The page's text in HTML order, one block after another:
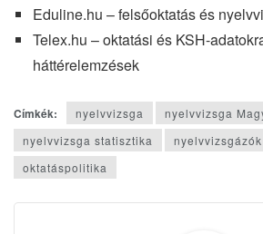
Eduline.hu – felsőoktatás és
Telex.hu – oktatási és KSH-
háttérelemzések
Címkék: nyelvvizsga
nyelvvizsga
nyelvvizsga statisztika
oktatáspolitika